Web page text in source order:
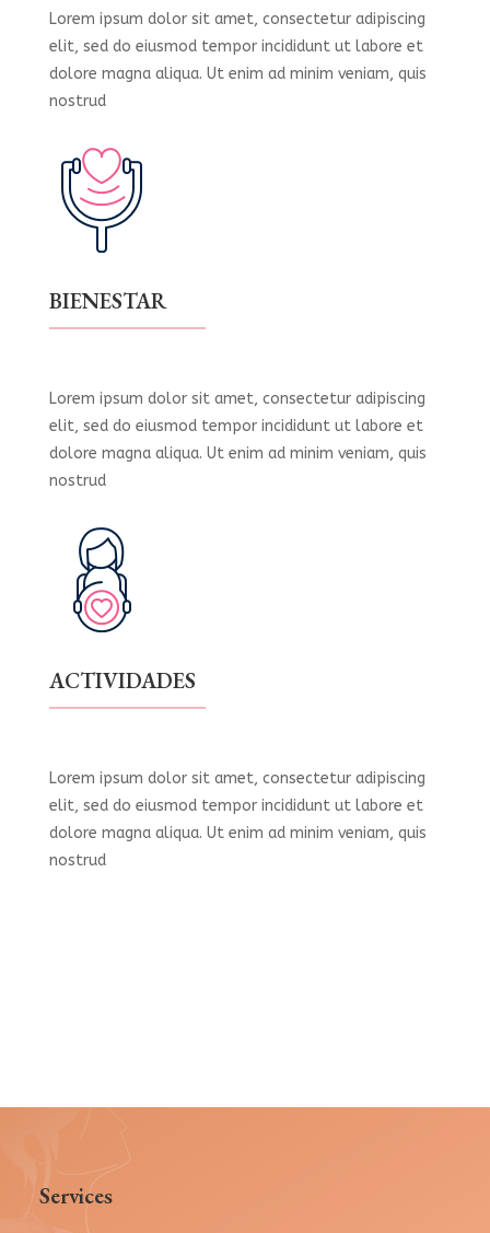
Lorem ipsum dolor sit amet, consectetur adipiscing
elit, sed do eiusmod tempor incididunt ut labore et
dolore magna aliqua. Ut enim ad minim veniam, quis
nostrud
BIENESTAR
Lorem ipsum dolor sit amet, consectetur adipiscing
elit, sed do eiusmod tempor incididunt ut labore et
dolore magna aliqua. Ut enim ad minim veniam, quis
nostrud
ACTIVIDADES
Lorem ipsum dolor sit amet, consectetur adipiscing
elit, sed do eiusmod tempor incididunt ut labore et
dolore magna aliqua. Ut enim ad minim veniam, quis
nostrud
Services